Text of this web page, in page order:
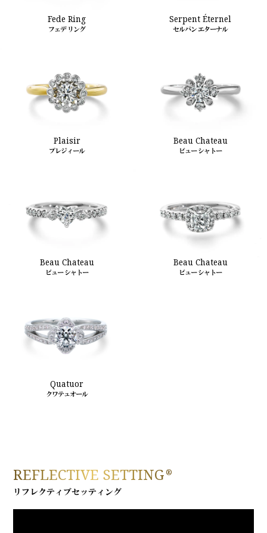
Fede Ring
フェデ リング
Serpent Éternel
セルパン エターナル
Plaisir
プレジィール
Beau Chateau
ビュー シャトー
Beau Chateau
ビュー シャトー
Beau Chateau
ビュー シャトー
Quatuor
クワテュオール
REFLECTIVE SETTING®
リフレクティブセッティング